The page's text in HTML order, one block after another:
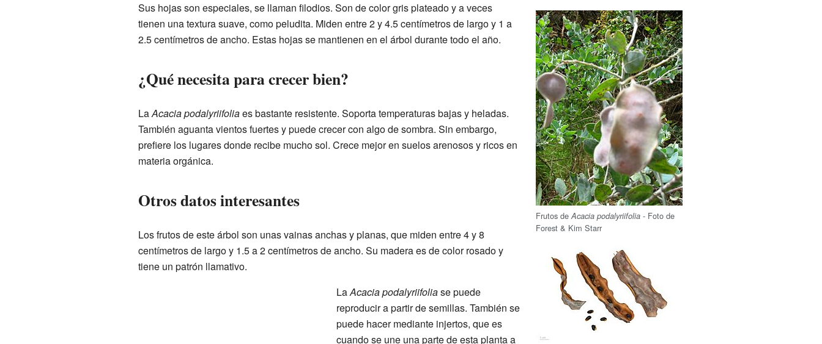
Frutos deAcacia podalyriifolia - Foto de
Forest & Kim Starr
Sus hojas son especiales, se llaman filodios. Son de color gris plateado y a veces
tienen una textura suave, como peludita. Miden entre 2 y 4.5 centímetros de largo y 1 a
2.5 centímetros de ancho. Estas hojas se mantienen en el árbol durante todo el año.
¿Qué necesita para crecer bien?
LaAcacia podalyriifoliaes bastante resistente. Soporta temperaturas bajas y heladas.
También aguanta vientos fuertes y puede crecer con algo de sombra. Sin embargo,
prefiere los lugares donde recibe mucho sol. Crece mejor en suelos arenosos y ricos en
materia orgánica.
Otros datos interesantes
Los frutos de este árbol son unas vainas anchas y planas, que miden entre 4 y 8
centímetros de largo y 1.5 a 2 centímetros de ancho. Su madera es de color rosado y
tiene un patrón llamativo.
LaAcacia podalyriifoliase puede
reproducir a partir de semillas. También se
puede hacer mediante injertos, que es
cuando se une una parte de esta planta a